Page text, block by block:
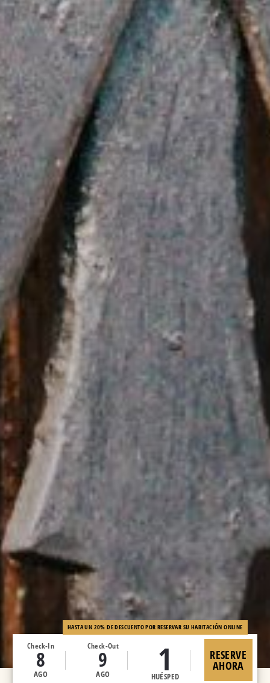
HASTA UN 20% DE DESCUENTO POR RESERVAR SU HABITACIÓN ONLINE
Check-In
8
AGO
Check-Out
9
AGO 1
HUÉSPED
RESERVE
AHORA